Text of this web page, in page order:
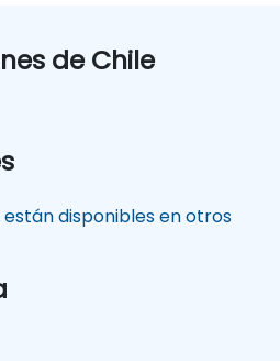
de Chile
disponibles en otros